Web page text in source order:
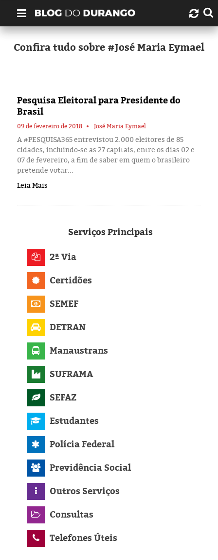
Quem é Durango Duarte?
Amazonas
Confira tudo sobre #José Maria Eymael
Pesquisa Eleitoral para Presidente do
Brasil
09 de fevereiro de 2018 José Maria Eymael
A #PESQUISA365 entrevistou 2.000 eleitores de 85
cidades, incluindo-se as 27 capitais, entre os dias 02 e
07 de fevereiro, a fim de saber em quem o brasileiro
pretende votar...
Leia Mais
ServiçosPrincipais
2ª Via
Certidões
SEMEF
DETRAN
Manaustrans
SUFRAMA
SEFAZ
Estudantes
Polícia Federal
Previdência Social
Outros Serviços
Consultas
Telefones Úteis